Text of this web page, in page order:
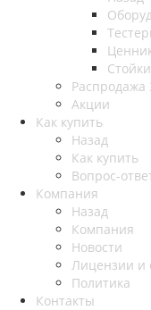
Распродажа
Акции
Как купить
Назад
Как купить
Вопрос-
Компания
Назад
Компания
Новости
Лицензии и
Политика
Контакты